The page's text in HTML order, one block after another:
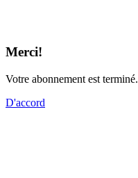
Merci!
Votre abonnement est terminé.
D'accord